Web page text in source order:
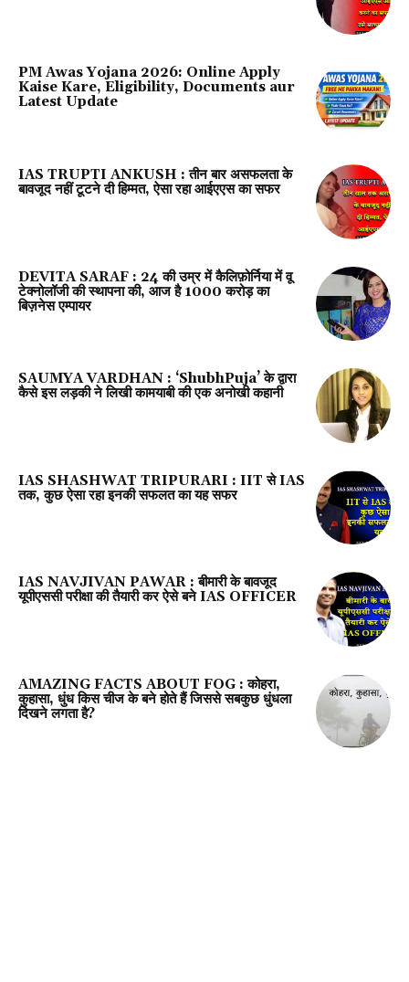
PM Awas Yojana 2026: Online Apply
Kaise Kare, Eligibility, Documents aur
Latest Update
IAS TRUPTI ANKUSH : तीन बार असफलता के
बावजूद नहीं टूटने दी हिम्मत, ऐसा रहा आईएएस का सफर
DEVITA SARAF : 24 की उम्र में कैलिफ़ोर्निया में वू
टेक्नोलॉजी की स्थापना की, आज है 1000 करोड़ का
बिज़नेस एम्पायर
SAUMYA VARDHAN : ‘ShubhPuja’ के द्वारा
कैसे इस लड़की ने लिखी कामयाबी की एक अनोखी कहानी
IAS SHASHWAT TRIPURARI : IIT से IAS
तक, कुछ ऐसा रहा इनकी सफलत का यह सफर
IAS NAVJIVAN PAWAR : बीमारी के बावजूद
यूपीएससी परीक्षा की तैयारी कर ऐसे बने IAS OFFICER
AMAZING FACTS ABOUT FOG : कोहरा,
कुहासा, धुंध किस चीज के बने होते हैं जिससे सबकुछ धुंधला
दिखने लगता है?